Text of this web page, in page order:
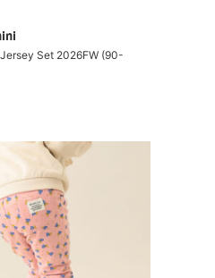
Set 2026FW (90-